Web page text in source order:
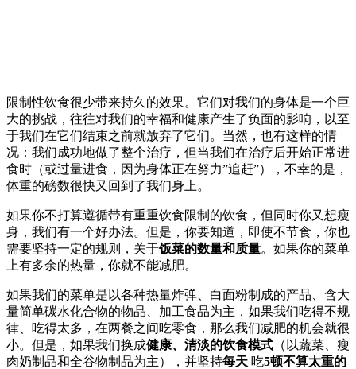
限制性饮食很少带来持久的效果。它们对我们的身体是一个巨
大的挑战，往往对我们的幸福和健康产生了负面的影响，以至
于我们在它们结束之前就放弃了它们。当然，也有这样的情
况：我们成功地做了整个治疗，但当我们在治疗后开始正常进
食时（或过量进食，因为身体正在努力”追赶”），不幸的是，
体重的磅数很快又回到了我们身上。
如果你不打算遵循带有重重饮食限制的饮食，但同时你又想瘦
身，我们有一个好办法。但是，你要知道，即使不节食，你也
需要坚持一定的规则，关于饭菜的数量和质量。如果你的菜单
上有多余的热量，你就不能减肥。
如果我们的菜单是以各种热量炸弹、白面粉制成的产品、含大
量简单碳水化合物的物品、加工食品为主，如果我们吃得不规
律、吃得太多，在两餐之间吃零食，那么我们减肥的机会就很
小。但是，如果我们换成健康、清淡的饮食模式 （以蔬菜、瘦
肉奶制品和全谷物制品为主），并坚持每天 吃5顿不算太重的